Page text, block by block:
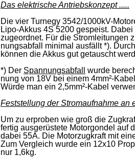
Das elektrische Antriebskonzept .....
Die vier Turnegy 3542/1000kV-
Lipo-Akkus 4S 5200 gespeist.
zugeordnet. Für die Stromleitungen
nungsabfall minimal ausfällt *).
können die Akkus gut getauscht
*) Der Spannungsabfall
wurde
nung von 18V bei einem 4mm²-
Würde man ein 2,5mm²-Kabel
Feststellung der Stromaufnahme an
Um zu erproben wie groß die
fertig ausgerüstete Motorgondel auf
dabei 55A. Die Motorzugkraft mit
Zum Vergleich wurde ein 12x10
nur 1,6kg.